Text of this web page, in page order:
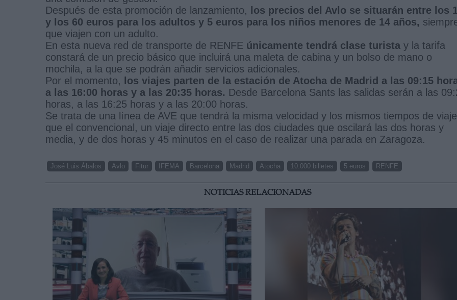
Después de esta promoción de lanzamiento,
los precios del Avlo se situarán entre los
y los 60 euros para los adultos y 5 euros para los niños menores de 14 años,
que viajen con un adulto.
En esta nueva red de transporte de RENFE únicamente tendrá clase turista y la tarifa
constará de un precio básico que incluirá una maleta de cabina y un bolso de mano o
mochila, a la que se podrán añadir servicios adicionales.
Por el momento,
los viajes parten de la estación de Atocha de Madrid a las 09:15
a las 16:00 horas y a las 20:35 horas. Desde Barcelona Sants las salidas serán a las
horas, a las 16:25 horas y a las 20:00 horas.
Se trata de una línea de AVE que tendrá la misma velocidad y los mismos tiempos de viaje
que el convencional, un viaje directo entre las dos ciudades que oscilará las dos horas y
media, y de dos horas y 45 minutos en el caso de realizar una parada en Zaragoza.
José Luis Ábalos Avlo Fitur IFEMA Barcelona Madrid Atocha 10.000 billetes 5 euros RENFE
NOTICIAS RELACIONADAS